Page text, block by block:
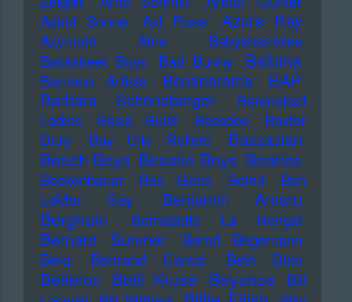
Astrid Sonne
Axl Rose Azure Ray
Azymuth Ätna
Babyshambles
Backstreet Boys
Bad Bunny Balbina
Bamboo Artists Bananarama
BAP
Barbara Schöneberger
Barenaked
Ladies
Basia Bulat Bassdee
Baxter
Dury
Bay City Rollers Bazzazian
Beach Boys Beastie Boys Beatles
Beckenbauer Bee Gees Beirut
Ben
LaMar Gay
Benjamin Amaru
Berghain Bernadette La Hengst
Bernard Sumner
Bernd Begemann
Berq
Bertrand Cantat Beth Ditto
Betterov Betti Kruse Beyonce
Bill